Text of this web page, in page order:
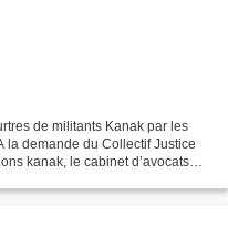
de militants Kanak par les
la demande du Collectif Justice
kanak, le cabinet d’avocats